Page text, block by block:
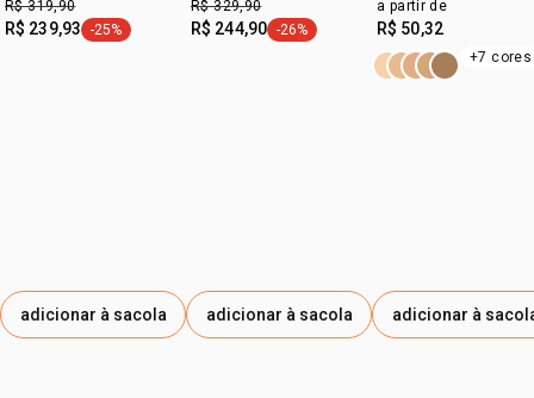
* teste instrumental in vitro.
R$ 319,90
R$ 239,93 etiqueta -25%
-25%
adicionar à sacola
R$ 329,90
R$ 244,90 etiqueta -26%
-26%
adicionar à sacola
a partir de
R$ 50,32
+7 cores
adicionar à